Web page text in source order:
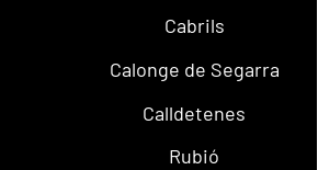
Cabrils
Calonge de Segarra
Calldetenes
Rubió